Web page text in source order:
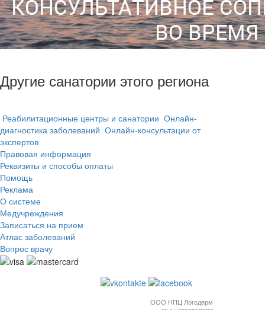
Другие санатории этого региона
Реабилитационные центры и санатории Онлайн-
диагностика заболеваний Онлайн-консультации от
экспертов
Правовая информация
Реквизиты и способы оплаты
Помощь
Реклама
О системе
Медучреждения
Записаться на прием
Атлас заболеваний
Вопрос врачу
ООО НПЦ Логодерм